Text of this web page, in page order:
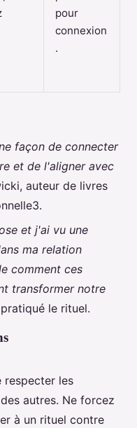
pour
connexion
.
façon de connecter
et de l'aligner avec
auteur de livres
et j'ai vu une
ma relation
comment ces
transformer notre
le rituel.
respecter les
autres. Ne forcez
à un rituel contre